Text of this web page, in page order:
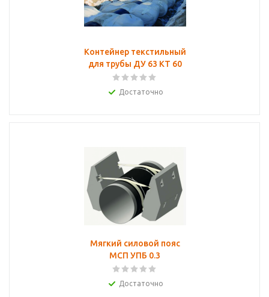
Контейнер текстильный
для трубы ДУ 63 КТ 60
Достаточно
Мягкий силовой пояс
МСП УПБ 0.3
Достаточно